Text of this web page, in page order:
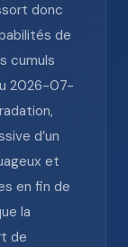
donc
de
cumuls
2026-07-
d’un
et
en fin de
la
de